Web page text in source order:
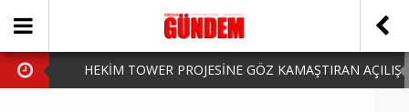
HEKİM TOWER PROJESİNE GÖZ KAMAŞTIRAN AÇILIŞ